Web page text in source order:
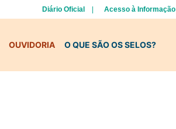
Diário Oficial Acesso à Informação
OUVIDORIA O QUE SÃO OS SELOS?